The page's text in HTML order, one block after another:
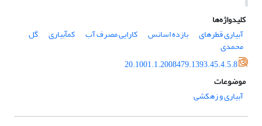
کلیدواژه‌ها
آبیاری قطره‏ای
بازده اسانس کارایی مصرف آب کم‏آبیاری گل
محمدی
20.1001.1.2008479.1393.45.4.5.8
موضوعات
آبیاری و زهکشی